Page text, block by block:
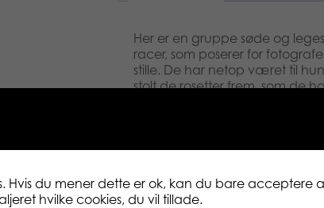
Her er en gruppe søde og
racer, som poserer for
stille. De har netop været til
stolt de rosetter frem, som de
prøver at gribe en frisbee,
fat i den. Nogle af de 32
hundehoved og et kødben.
kun nogle få hvalpe nederst
til mindre børn, men
den fantastiske illustration
Hvis du mener dette er ok, kan du bare acceptere
hvilke cookies, du vil tillade.